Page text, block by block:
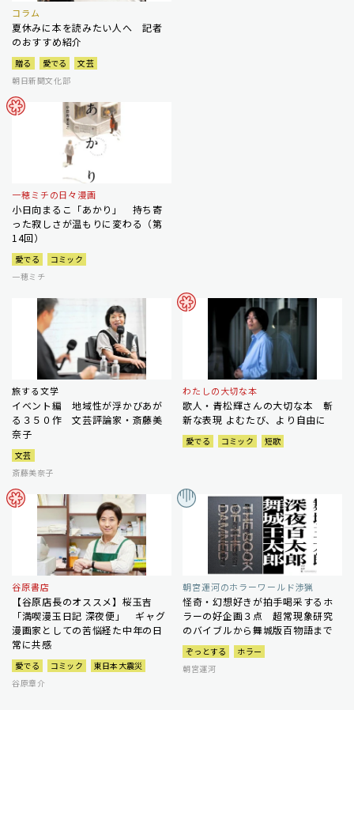
コラム
夏休みに本を読みたい人へ 記者
のおすすめ紹介
贈る 愛でる
文芸
朝日新聞文化部
一穂ミチの日々漫画
小日向まるこ「あかり」 持ち寄
った寂しさが温もりに変わる（第
14回）
愛でる
コミック
一穂ミチ
旅する文学
イベント編 地域性が浮かびあが
る３５０作 文芸評論家・斎藤美
奈子
文芸
斎藤美奈子
わたしの大切な本
歌人・青松輝さんの大切な本 斬
新な表現 よむたび、より自由に
愛でる コミック 短歌
谷原書店
【谷原店長のオススメ】桜玉吉
「満喫漫玉日記 深夜便」 ギャグ
漫画家としての苦悩経た中年の日
常に共感
愛でる コミック
東日本大震災
谷原章介
朝宮運河のホラーワールド渉猟
怪奇・幻想好きが拍手喝采するホ
ラーの好企画３点 超常現象研究
のバイブルから舞城版百物語まで
ぞっとする
ホラー
朝宮運河